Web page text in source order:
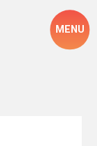
MENU